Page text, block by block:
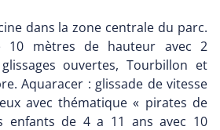
dans la zone centrale du parc.
10 mètres de hauteur avec 2
ouvertes, Tourbillon et
Aquaracer : glissade de vitesse
avec thématique « pirates de
enfants de 4 a 11 ans avec 10